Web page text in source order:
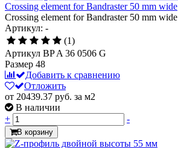
Crossing element for Bandraster 50 mm wide
Crossing element for Bandraster 50 mm wide
Артикул: -
(1)
Артикул BP A 36 0506 G
Размер 48
Добавить к сравнению
Отложить
от 20439.37 руб. за м2
В наличии
+
-
В корзину